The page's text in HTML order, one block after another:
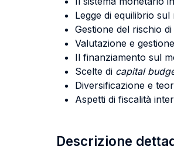
Legge di equilibrio
Gestione del rischio
Valutazione e
Il finanziamento sul
Scelte di capital
Diversificazione e
Aspetti di fiscalità
Descrizione